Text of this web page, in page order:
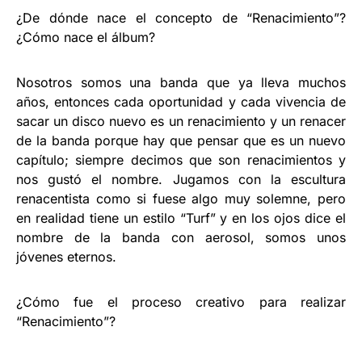
¿De dónde nace el concepto de “Renacimiento”?
¿Cómo nace el álbum?
Nosotros somos una banda que ya lleva muchos
años, entonces cada oportunidad y cada vivencia de
sacar un disco nuevo es un renacimiento y un renacer
de la banda porque hay que pensar que es un nuevo
capítulo; siempre decimos que son renacimientos y
nos gustó el nombre. Jugamos con la escultura
renacentista como si fuese algo muy solemne, pero
en realidad tiene un estilo “Turf” y en los ojos dice el
nombre de la banda con aerosol, somos unos
jóvenes eternos.
¿Cómo fue el proceso creativo para realizar
“Renacimiento”?